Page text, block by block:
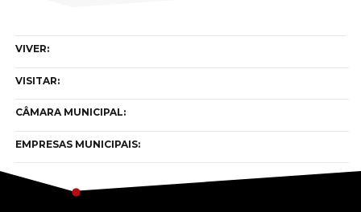
VIVER:
VISITAR:
CÂMARA MUNICIPAL:
EMPRESAS MUNICIPAIS: